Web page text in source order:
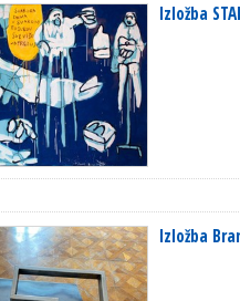
Izložba
Izložba